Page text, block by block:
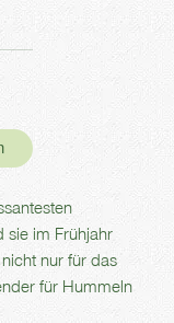
sie im Frühjahr
nur für das
für Hummeln